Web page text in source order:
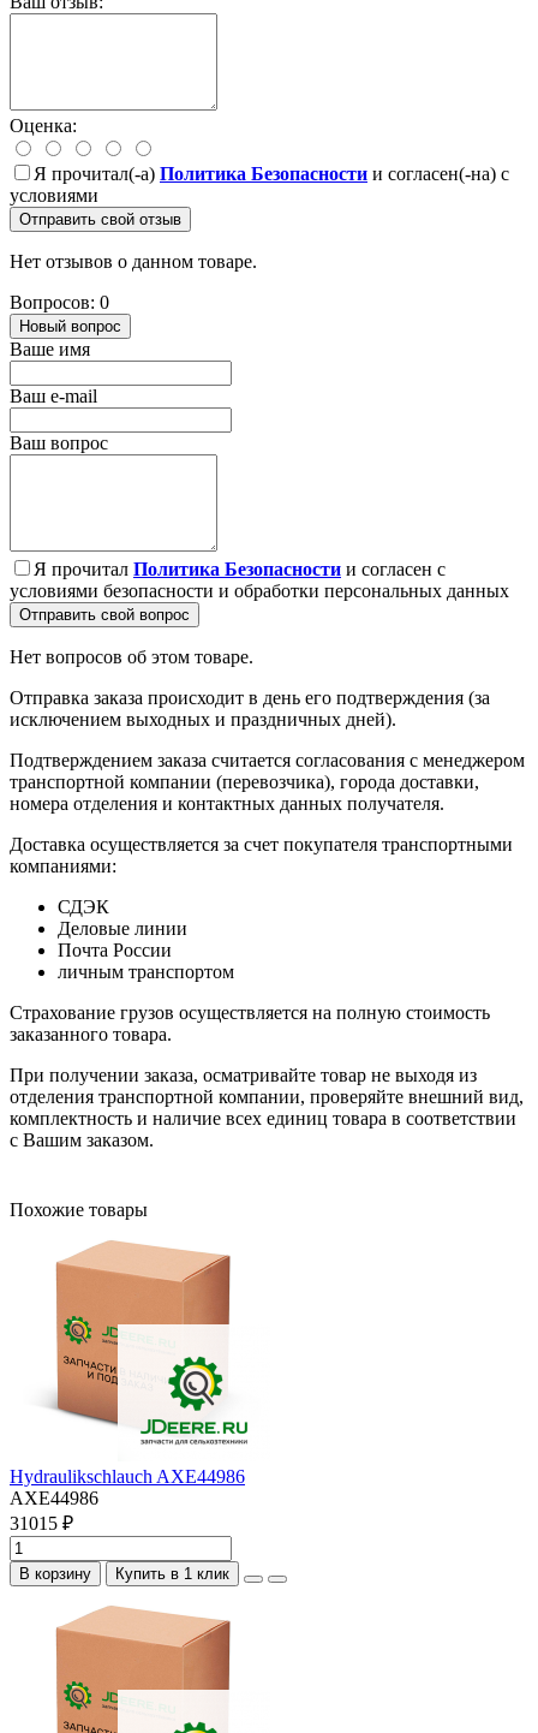
Оценка:
Я прочитал(-а) Политика Безопасности и согласен(-на) с
условиями
Отправить свой отзыв
Нет отзывов о данном товаре.
Вопросов: 0
Новый вопрос
Ваше имя
Ваш e-mail
Ваш вопрос
Я прочитал Политика Безопасности и согласен с
условиями безопасности и обработки персональных данных
Отправить свой вопрос
Нет вопросов об этом товаре.
Отправка заказа происходит в день его подтверждения (за
исключением выходных и праздничных дней).
Подтверждением заказа считается согласования с менеджером
транспортной компании (перевозчика), города доставки,
номера отделения и контактных данных получателя.
Доставка осуществляется за счет покупателя транспортными
компаниями:
СДЭК
Деловые линии
Почта России
личным транспортом
Страхование грузов осуществляется на полную стоимость
заказанного товара.
При получении заказа, осматривайте товар не выходя из
отделения транспортной компании, проверяйте внешний вид,
комплектность и наличие всех единиц товара в соответствии
с Вашим заказом.
Похожие товары
Hydraulikschlauch AXE44986
AXE44986
31015 ₽
В корзину Купить в 1 клик